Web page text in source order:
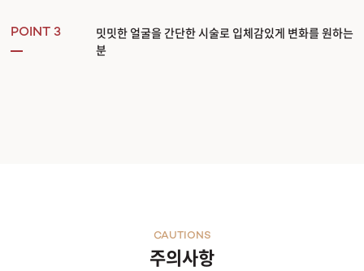
POINT 3
밋밋한 얼굴을 간단한 시술로 입체감있게 변화를 원하는
분
주의사항
CAUTIONS